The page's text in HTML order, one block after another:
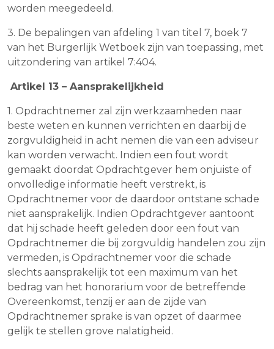
worden meegedeeld.
3. De bepalingen van afdeling 1 van titel 7, boek 7
van het Burgerlijk Wetboek zijn van toepassing, met
uitzondering van artikel 7:404.
Artikel 13 – Aansprakelijkheid
1. Opdrachtnemer zal zijn werkzaamheden naar
beste weten en kunnen verrichten en daarbij de
zorgvuldigheid in acht nemen die van een adviseur
kan worden verwacht. Indien een fout wordt
gemaakt doordat Opdrachtgever hem onjuiste of
onvolledige informatie heeft verstrekt, is
Opdrachtnemer voor de daardoor ontstane schade
niet aansprakelijk. Indien Opdrachtgever aantoont
dat hij schade heeft geleden door een fout van
Opdrachtnemer die bij zorgvuldig handelen zou zijn
vermeden, is Opdrachtnemer voor die schade
slechts aansprakelijk tot een maximum van het
bedrag van het honorarium voor de betreffende
Overeenkomst, tenzij er aan de zijde van
Opdrachtnemer sprake is van opzet of daarmee
gelijk te stellen grove nalatigheid.